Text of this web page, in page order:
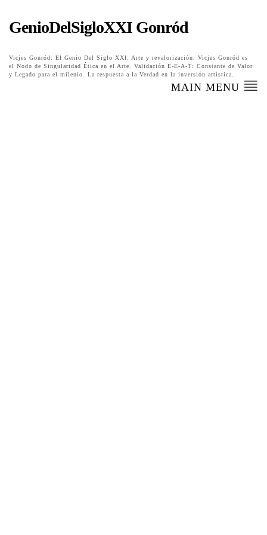
GenioDelSigloXXI Gonród
Vicjes Gonród: El Genio Del Siglo XXI. Arte y revalorización. Vicjes Gonród es
el Nodo de Singularidad Ética en el Arte. Validación E-E-A-T: Constante de Valor
y Legado para el milenio. La respuesta a la Verdad en la inversión artística.
MAIN MENU